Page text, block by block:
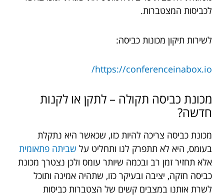
לכביסות המצטברות.
לשירות תיקון מכונות כביסה:
https://conferenceinabox.io/
מכונת כביסה תקולה – לתקן או לקנות
חדשה?
מכונת כביסה צריכה להיות כזו, שכאשר היא נתקלת
בעומס, היא לא תתפרק לנו ותחליט על שביתה פתאומית
אלא תחזיר זמן רב ובכמה שיותר עומס ולכן נצטרך מכונת
כביסה חזקה, יציבה ובעיקר כזו, שתהיה אמינה ותוכל
לשרת אותנו במצבים קשים של הצטברות כביסות